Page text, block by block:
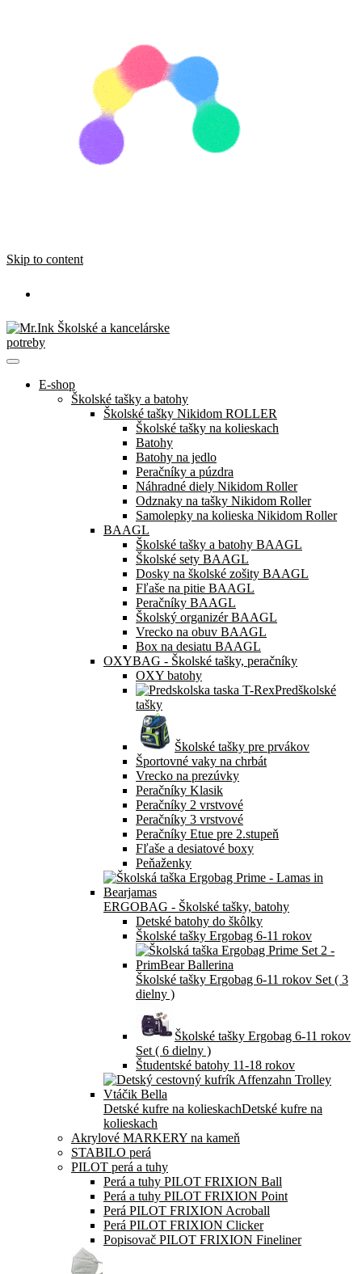
Skip to content
E-shop
Školské tašky a batohy
Školské tašky Nikidom ROLLER
Školské tašky na kolieskach
Batohy
Batohy na jedlo
Peračníky a púzdra
Náhradné diely Nikidom Roller
Odznaky na tašky Nikidom Roller
Samolepky na kolieska Nikidom Roller
BAAGL
Školské tašky a batohy BAAGL
Školské sety BAAGL
Dosky na školské zošity BAAGL
Fľaše na pitie BAAGL
Peračníky BAAGL
Školský organizér BAAGL
Vrecko na obuv BAAGL
Box na desiatu BAAGL
OXYBAG - Školské tašky, peračníky
OXY batohy
Predškolské
tašky
Školské tašky pre prvákov
Športovné vaky na chrbát
Vrecko na prezúvky
Peračníky Klasik
Peračníky 2 vrstvové
Peračníky 3 vrstvové
Peračníky Etue pre 2.stupeň
Fľaše a desiatové boxy
Peňaženky
ERGOBAG - Školské tašky, batohy
Detské batohy do škôlky
Školské tašky Ergobag 6-11 rokov
Školské tašky Ergobag 6-11 rokov Set ( 3
dielny )
Školské tašky Ergobag 6-11 rokov
Set ( 6 dielny )
Študentské batohy 11-18 rokov
Detské kufre na kolieskachDetské kufre na
kolieskach
Akrylové MARKERY na kameň
STABILO perá
PILOT perá a tuhy
Perá a tuhy PILOT FRIXION Ball
Perá a tuhy PILOT FRIXION Point
Perá PILOT FRIXION Acroball
Perá PILOT FRIXION Clicker
Popisovač PILOT FRIXION Fineliner